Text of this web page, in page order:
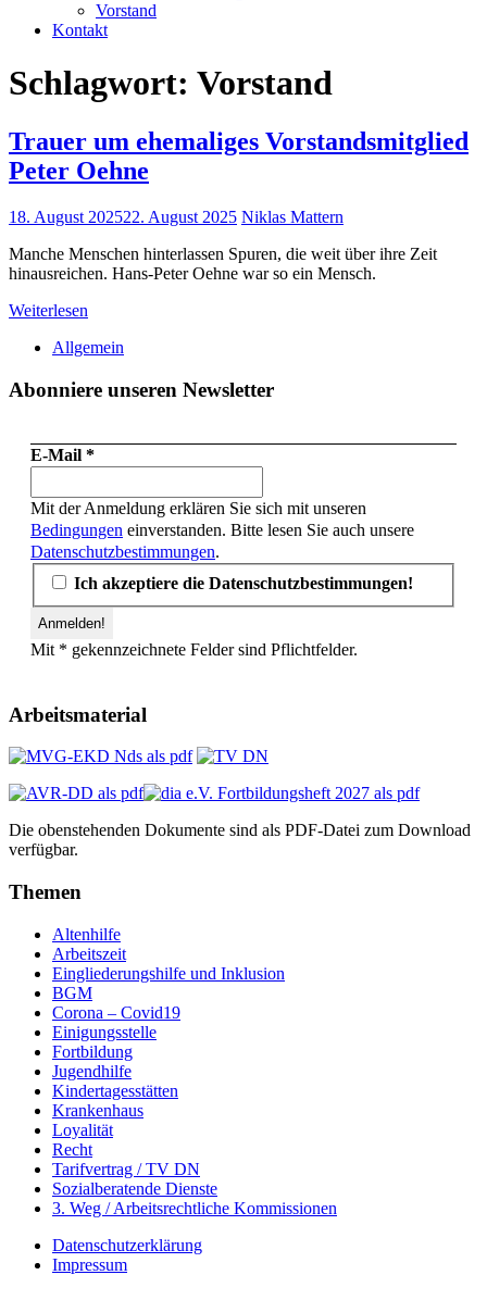
Vorstand
Kontakt
Schlagwort: Vorstand
Trauer um ehemaliges Vorstandsmitglied
Peter Oehne
18. August 202522. August 2025 Niklas Mattern
Manche Menschen hinterlassen Spuren, die weit über ihre Zeit
hinausreichen. Hans-Peter Oehne war so ein Mensch.
Weiterlesen
Allgemein
Abonniere unseren Newsletter
E-Mail *
Mit der Anmeldung erklären Sie sich mit unseren
Bedingungen einverstanden. Bitte lesen Sie auch unsere
Datenschutzbestimmungen.
Ich akzeptiere die Datenschutzbestimmungen!
Mit * gekennzeichnete Felder sind Pflichtfelder.
Arbeitsmaterial
Die obenstehenden Dokumente sind als PDF-Datei zum Download
verfügbar.
Themen
Altenhilfe
Arbeitszeit
Eingliederungshilfe und Inklusion
BGM
Corona – Covid19
Einigungsstelle
Fortbildung
Jugendhilfe
Kindertagesstätten
Krankenhaus
Loyalität
Recht
Tarifvertrag / TV DN
Sozialberatende Dienste
3. Weg / Arbeitsrechtliche Kommissionen
Datenschutzerklärung
Impressum